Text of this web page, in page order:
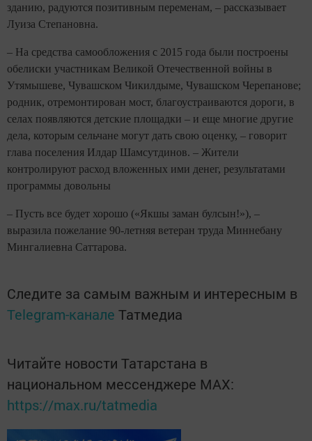
зданию, радуются позитивным переменам, – рассказывает
Луиза Степановна.
– На средства самообложения с 2015 года были построены
обелиски участникам Великой Отечественной войны в
Утямышеве, Чувашском Чикилдыме, Чувашском Черепанове;
родник, отремонтирован мост, благоустраиваются дороги, в
селах появляются детские площадки – и еще многие другие
дела, которым сельчане могут дать свою оценку, – говорит
глава поселения Илдар Шамсутдинов. – Жители
контролируют расход вложенных ими денег, результатами
программы довольны
– Пусть все будет хорошо («Якшы заман булсын!»), –
выразила пожелание 90-летняя ветеран труда Миннебану
Мингалиевна Саттарова.
Следите за самым важным и интересным в
Telegram-канале Татмедиа
Читайте новости Татарстана в
национальном мессенджере MАХ:
https://max.ru/tatmedia